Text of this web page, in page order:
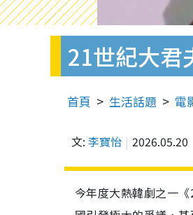
21世紀大君
首頁 生活話題 電
文: 李寶怡 2026.05.20
今年度大熱韓劇之一